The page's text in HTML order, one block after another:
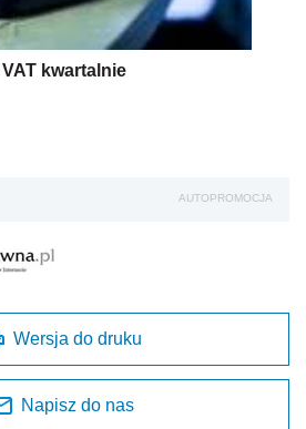
kwartalnie
AUTOPROMOCJA
Wersja do druku
Napisz do nas